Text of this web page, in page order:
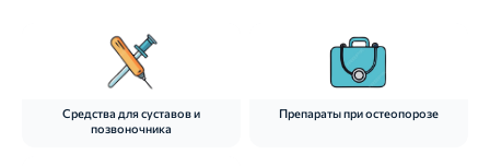
Средства для суставов и
позвоночника
Препараты при остеопорозе